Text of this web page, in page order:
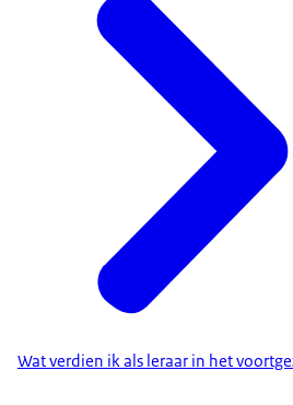
Wat verdien ik als leraar in het